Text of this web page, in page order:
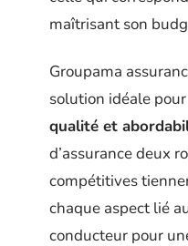
maîtrisant son
Groupama
solution idéale
qualité et
d’assurance deux
compétitives
chaque aspect lié
conducteur pour